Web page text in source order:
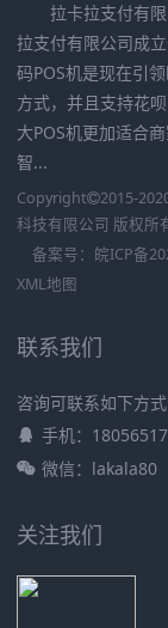
拉卡拉支付有
拉支付有限公司成
码POS机是现在引
方式，并且支持花
大POS机更加适合
智...
Copyright 2015-
科技有限公司 版权所
备案号： 皖ICP备
XML地图
联系我们
咨询可联系如下方式
手机：
微信：lakala80
关注我们